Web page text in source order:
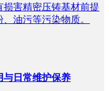
害精密压铸基材前提
油污等污染物质。
与日常维护保养